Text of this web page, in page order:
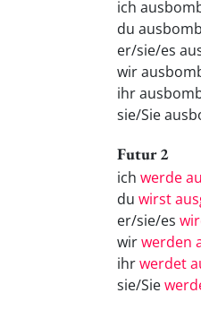
ich
du ausbomb
er/sie/es
wir
ihr
sie/Sie
Futur 2
ich werde
du wirst
er/sie/es
wirwerden
ihrwerdet
sie/Sie